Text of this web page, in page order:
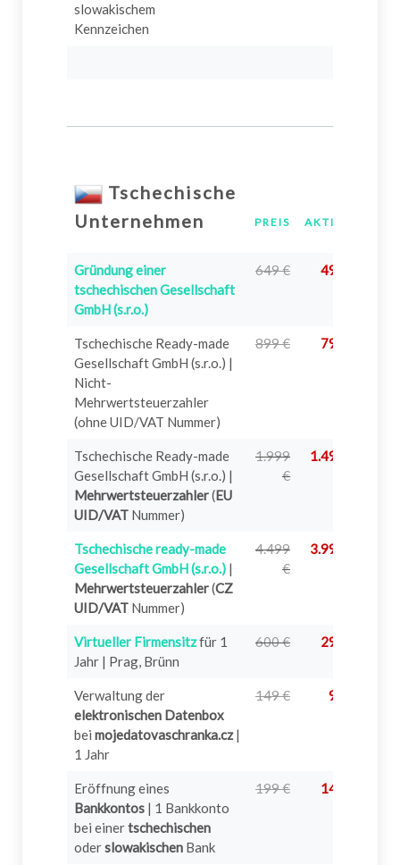
slowakischem
Kennzeichen
Tschechische
Unternehmen
PREIS AKTION
Gründung einer
tschechischen Gesellschaft
GmbH (s.r.o.)
649 € 499 €
Tschechische Ready-made
Gesellschaft GmbH (s.r.o.) |
Nicht-
Mehrwertsteuerzahler
(ohne UID/VAT Nummer)
899 € 799 €
Tschechische Ready-made
Gesellschaft GmbH (s.r.o.) |
Mehrwertsteuerzahler(EU
UID/VAT Nummer)
1.999
€
1.499 €
Tschechische ready-made
Gesellschaft GmbH (s.r.o.) |
Mehrwertsteuerzahler(CZ
UID/VAT Nummer)
4.499
€
3.999 €
Virtueller Firmensitzfür 1
Jahr | Prag, Brünn
600 € 299 €
Verwaltung der
elektronischen Datenbox
bei mojedatovaschranka.cz|
1 Jahr
149 € 99 €
Eröffnung eines
Bankkontos | 1 Bankkonto
bei einertschechischen
oderslowakischen Bank
199 € 149 €